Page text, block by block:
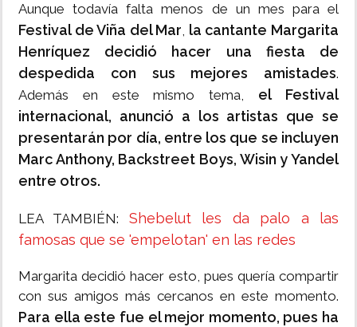
Aunque todavía falta menos de un mes para el
Festival de Viña del Mar, la cantante Margarita
Henríquez decidió hacer una fiesta de
despedida con sus mejores amistades.
Además en este mismo tema, el Festival
internacional, anunció a los artistas que se
presentarán por día, entre los que se incluyen
Marc Anthony, Backstreet Boys, Wisin y Yandel
entre otros.
LEA TAMBIÉN: Shebelut les da palo a las
famosas que se 'empelotan' en las redes
Margarita decidió hacer esto, pues quería compartir
con sus amigos más cercanos en este momento.
Para ella este fue el mejor momento, pues ha